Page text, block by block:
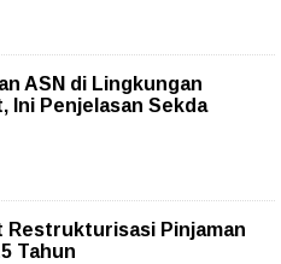
ASN di Lingkungan
Ini Penjelasan Sekda
Restrukturisasi Pinjaman
Tahun‎